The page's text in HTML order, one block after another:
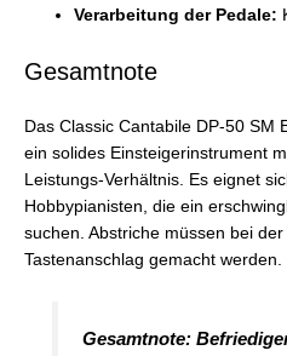
Verarbeitung der Pedale:
Gesamtnote
Das Classic Cantabile DP-50 SM
ein solides Einsteigerinstrument
Leistungs-Verhältnis. Es eignet
Hobbypianisten, die ein
suchen. Abstriche müssen bei
Tastenanschlag gemacht werden.
Gesamtnote: